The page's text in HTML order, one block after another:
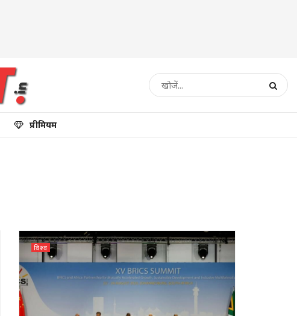
प्रीमियम
विश्व